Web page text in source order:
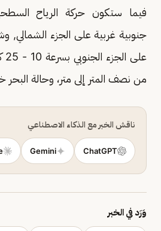
فيما ستكون حركة الرياح
جنوبية غربية على الجزء الشمالي,
من نصف المتر إلى متر، وحالة
ناقش الخبر مع الذكاء الاصطناعي
ChatGPT
Gemini
وَرَد في الخبر